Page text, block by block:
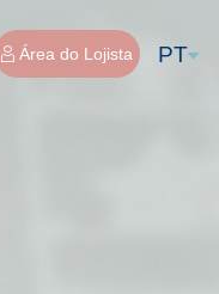
PT
Área do Lojista